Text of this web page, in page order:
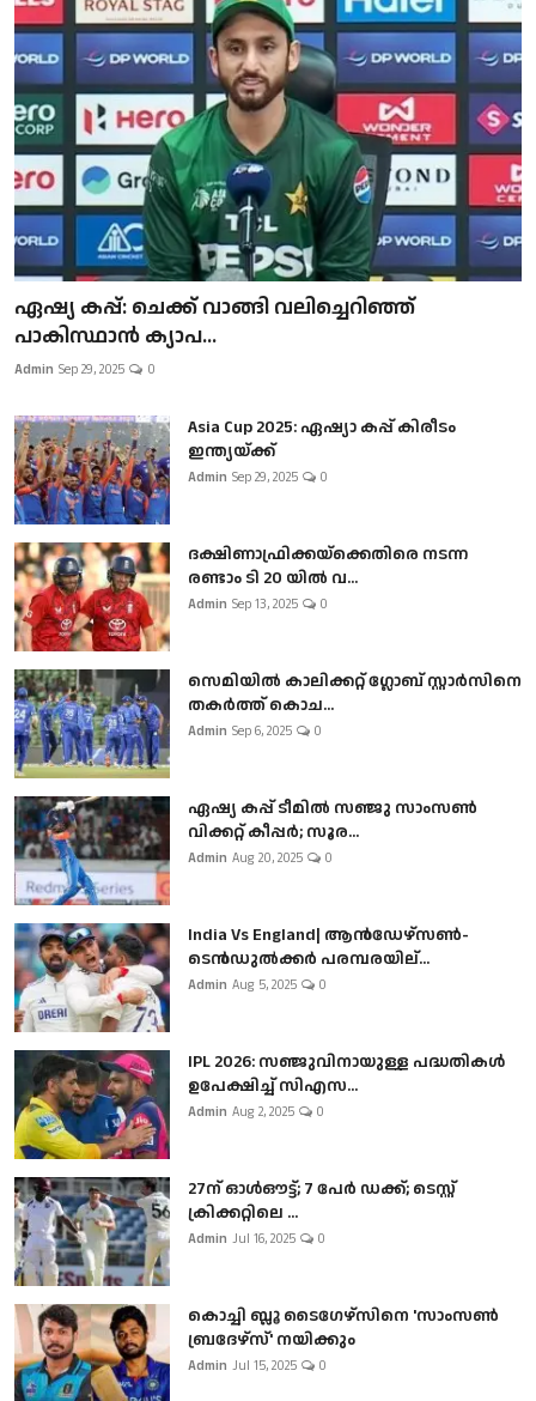
ഏഷ്യ കപ്പ്: ചെക്ക് വാങ്ങി വലിച്ചെറിഞ്ഞ്
പാകിസ്ഥാൻ ക്യാപ...
Admin Sep 29, 2025 0
Asia Cup 2025: ഏഷ്യാ കപ്പ് കിരീടം
ഇന്ത്യയ്ക്ക്
Admin Sep 29, 2025 0
ദക്ഷിണാഫ്രിക്കയ്‌ക്കെതിരെ നടന്ന
രണ്ടാം ടി 20 യിൽ വ...
Admin Sep 13, 2025 0
സെമിയിൽ കാലിക്കറ്റ് ഗ്ലോബ് സ്റ്റാർസിനെ
തകർത്ത് കൊച...
Admin Sep 6, 2025 0
ഏഷ്യ കപ്പ് ടീമിൽ സഞ്ജു സാംസൺ
വിക്കറ്റ് കീപ്പർ; സൂര...
Admin Aug 20, 2025 0
India Vs England| ആൻഡേഴ്സൺ-
ടെൻഡുല്‍ക്കർ പരമ്പരയില്...
Admin Aug 5, 2025 0
IPL 2026: സഞ്ജുവിനായുള്ള പദ്ധതികൾ
ഉപേക്ഷിച്ച് സിഎസ...
Admin Aug 2, 2025 0
27ന് ഓൾഔട്ട്; 7 പേർ ഡക്ക്; ടെസ്റ്റ്
ക്രിക്കറ്റിലെ ...
Admin Jul 16, 2025 0
കൊച്ചി ബ്ലൂ ടൈഗേഴ്സിനെ 'സാംസൺ
ബ്രദേഴ്സ്' നയിക്കും
Admin Jul 15, 2025 0